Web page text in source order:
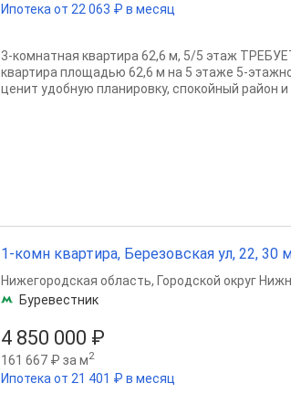
Ипотека от 22 063 ₽ в месяц
3-комнатная квартира 62,6 м, 5/5 этаж
квартира площадью 62,6 м на 5 этаже 5-
ценит удобную планировку, спокойный район
1-комн квартира, Березовская ул, 22, 30
4 850 000 ₽
161 667 ₽ за м2
Ипотека от 21 401 ₽ в месяц
Нижегородская область, Городской округ
Буревестник